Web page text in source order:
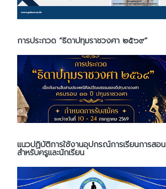
การประกวด “ธิดาปทุมราชวงศา ๒๕๖๙”
แนวปฏิบัติการใช้งานอุปกรณ์การเรียนการสอน
สำหรับครูและนักเรียน